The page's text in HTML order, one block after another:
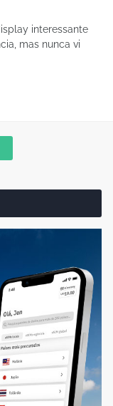
interessante
mas nunca vi